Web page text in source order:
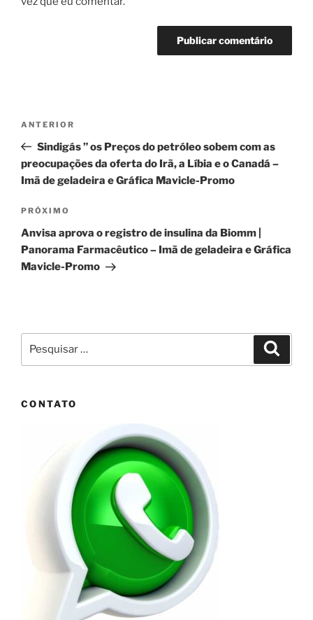
Post
Post
anterior
ANTERIOR
Sindigás ” os Preços do petróleo sobem com as
preocupações da oferta do Irã, a Líbia e o Canadá –
Imã de geladeira e Gráfica Mavicle-Promo
Próximo
post
PRÓXIMO
Anvisa aprova o registro de insulina da Biomm |
Panorama Farmacêutico – Imã de geladeira e Gráfica
Mavicle-Promo
por:
CONTATO